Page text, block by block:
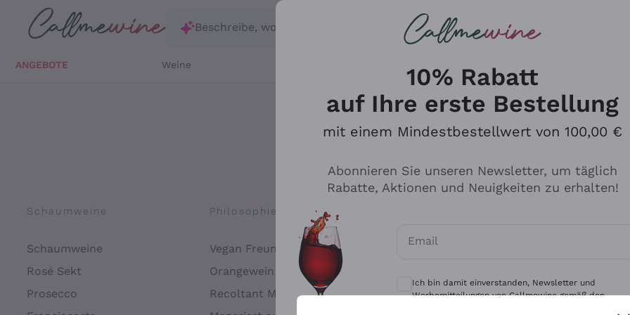
Zum Hauptinhalt springen
Beschreibe, wonach du suchst
ANGEBOTE Weine
Schaumweine
Schaumweine
Rosé Sekt
Prosecco
Philosophien
Vegan Freundlich
Orangewein
Recoltant Manipulant
Antinori
Ca' del Bosco
Gavi
10% Rabatt
auf Ihre erste Bestellung
mit einem Mindestbestellwert von 100,00 €
Abonnieren Sie unseren Newsletter, um täglich
Rabatte, Aktionen und Neuigkeiten zu erhalten!
Email
Optionale Einwilligungen zum Erhalt von
Ich bin damit einverstanden, Newsletter und
Werbemitteilungen von Callmewine gemäß den -